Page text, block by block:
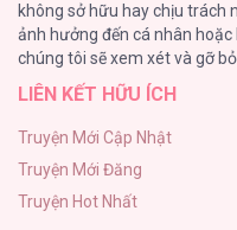
Học Sinh
Tổng hợp boylove
135
Đứa Nhỏ Không
Mùa Xuân Hoa Nở
104
không sở hữu hay chịu trách
ảnh hưởng đến cá nhân
chúng tôi sẽ xem xét và gỡ
LIÊN KẾT HỮU ÍCH
Truyện Mới Cập Nhật
Truyện Mới Đăng
Truyện Hot Nhất